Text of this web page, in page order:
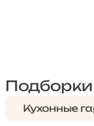
Кухонные